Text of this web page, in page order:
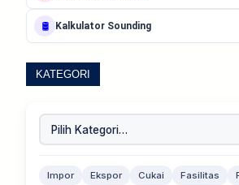
🛢️ Kalkulator Sounding
KATEGORI
Impor Ekspor Cukai Fasilitas